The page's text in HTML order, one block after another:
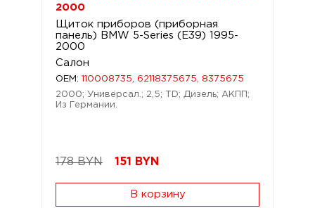
2000
Щиток приборов (приборная
панель) BMW 5-Series (E39) 1995-
2000
Салон
OEM: 110008735, 62118375675, 8375675
2000; Универсал.; 2,5; TD; Дизель; АКПП;
Из Германии.
178 BYN 151 BYN
В корзину